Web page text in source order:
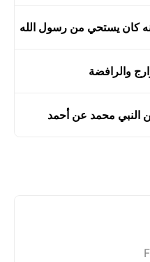
كان يستحي من رسول الله
والرافضة